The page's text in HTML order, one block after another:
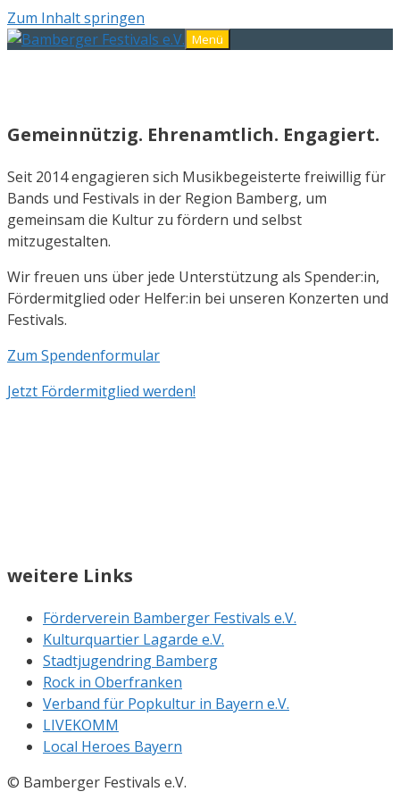
Zum Inhalt springen
Menü
Gemeinnützig. Ehrenamtlich. Engagiert.
Seit 2014 engagieren sich Musikbegeisterte freiwillig für
Bands und Festivals in der Region Bamberg, um
gemeinsam die Kultur zu fördern und selbst
mitzugestalten.
Wir freuen uns über jede Unterstützung als Spender:in,
Fördermitglied oder Helfer:in bei unseren Konzerten und
Festivals.
Zum Spendenformular
Jetzt Fördermitglied werden!
weitere Links
Förderverein Bamberger Festivals e.V.
Kulturquartier Lagarde e.V.
Stadtjugendring Bamberg
Rock in Oberfranken
Verband für Popkultur in Bayern e.V.
LIVEKOMM
Local Heroes Bayern
© Bamberger Festivals e.V.